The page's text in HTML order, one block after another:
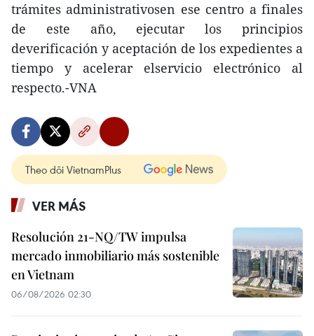
trámites administrativosen ese centro a finales
de este año, ejecutar los principios
deverificación y aceptación de los expedientes a
tiempo y acelerar elservicio electrónico al
respecto.-VNA
Theo dõi VietnamPlus
VER MÁS
Resolución 21-NQ/TW impulsa
mercado inmobiliario más sostenible
en Vietnam
06/08/2026 02:30